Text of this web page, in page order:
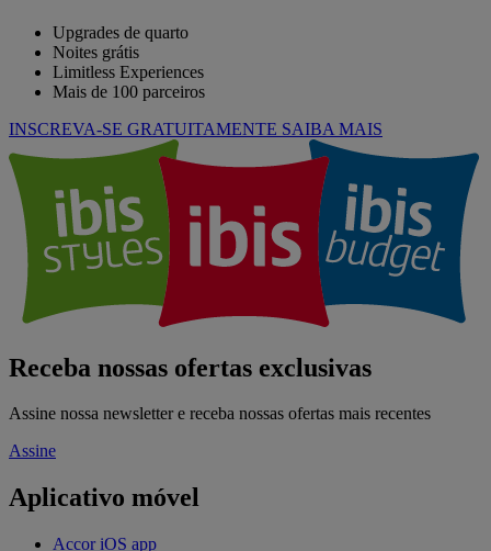
Upgrades de quarto
Noites grátis
Limitless Experiences
Mais de 100 parceiros
INSCREVA-SE GRATUITAMENTE SAIBA MAIS
Receba nossas ofertas exclusivas
Assine nossa newsletter e receba nossas ofertas mais recentes
Assine
Aplicativo móvel
Accor iOS app